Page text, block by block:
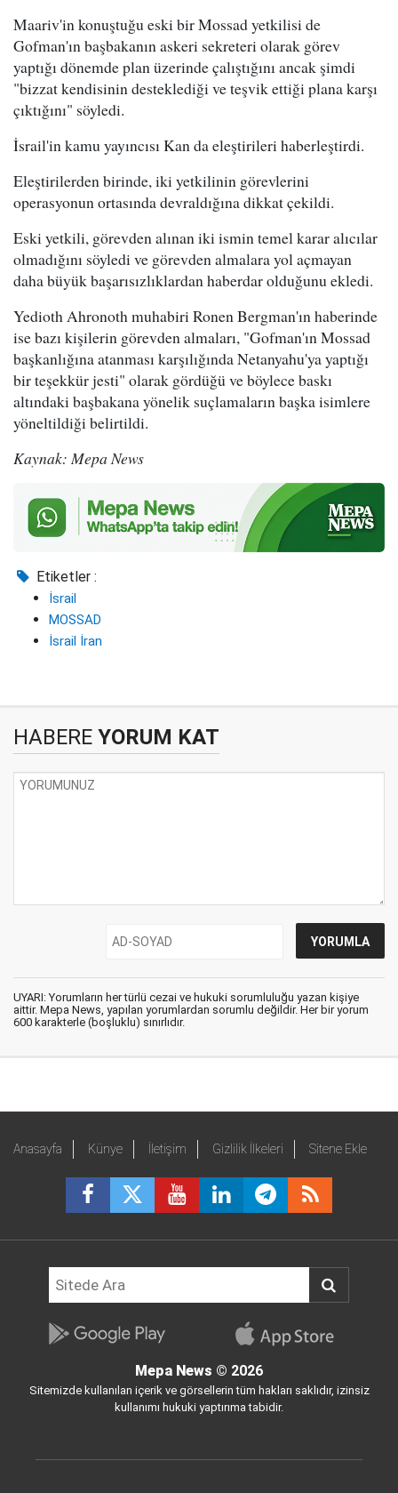
Maariv'in konuştuğu eski bir Mossad yetkilisi de
Gofman'ın başbakanın askeri sekreteri olarak görev
yaptığı dönemde plan üzerinde çalıştığını ancak şimdi
"bizzat kendisinin desteklediği ve teşvik ettiği plana karşı
çıktığını" söyledi.
İsrail'in kamu yayıncısı Kan da eleştirileri haberleştirdi.
Eleştirilerden birinde, iki yetkilinin görevlerini
operasyonun ortasında devraldığına dikkat çekildi.
Eski yetkili, görevden alınan iki ismin temel karar alıcılar
olmadığını söyledi ve görevden almalara yol açmayan
daha büyük başarısızlıklardan haberdar olduğunu ekledi.
Yedioth Ahronoth muhabiri Ronen Bergman'ın haberinde
ise bazı kişilerin görevden almaları, "Gofman'ın Mossad
başkanlığına atanması karşılığında Netanyahu'ya yaptığı
bir teşekkür jesti" olarak gördüğü ve böylece baskı
altındaki başbakana yönelik suçlamaların başka isimlere
yöneltildiği belirtildi.
Kaynak: Mepa News
Etiketler :
İsrail
MOSSAD
İsrail İran
HABERE YORUM KAT
UYARI: Yorumların her türlü cezai ve hukuki sorumluluğu yazan kişiye
aittir. Mepa News, yapılan yorumlardan sorumlu değildir. Her bir yorum
600 karakterle (boşluklu) sınırlıdır.
Anasayfa Künye İletişim Gizlilik İlkeleri Sitene Ekle
Mepa News © 2026
Sitemizde kullanılan içerik ve görsellerin tüm hakları saklıdır, izinsiz
kullanımı hukuki yaptırıma tabidir.